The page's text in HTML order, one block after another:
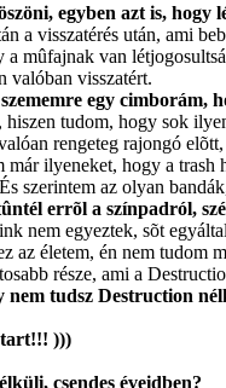
egyben azt is,
a visszatérés után, ami
mûfajnak van
valóban visszatért.
egy cimborám,
tudom, hogy sok
rengeteg rajongó
már ilyeneket, hogy a
szerintem az olyan
errõl a színpadról,
nem egyeztek, sõt
az életem, én nem tudom
része, ami a
nem tudsz Destruction
tart!!! )))
csendes éveidben?